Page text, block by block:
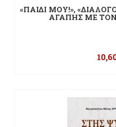
«ΠΑΙΔΙ ΜΟΥ!»,
ΑΓΑΠΗΣ ΜΕ